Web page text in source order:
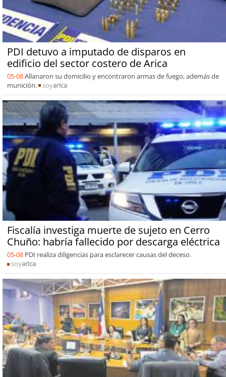
PDI detuvo a imputado de disparos en
edificio del sector costero de Arica
05-08Allanaron su domicilio y encontraron armas de fuego, además de
munición.
soyarica
Fiscalía investiga muerte de sujeto en Cerro
Chuño: habría fallecido por descarga eléctrica
05-08 PDI realiza diligencias para esclarecer causas del deceso.
soyarica